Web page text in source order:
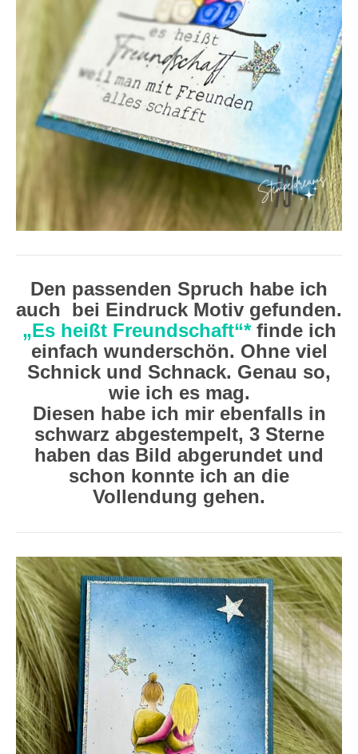
Den passenden Spruch habe ich
auch bei Eindruck Motiv gefunden.
„Es heißt Freundschaft“*finde ich
einfach wunderschön. Ohne viel
Schnick und Schnack. Genau so,
wie ich es mag.
Diesen habe ich mir ebenfalls in
schwarz abgestempelt, 3 Sterne
haben das Bild abgerundet und
schon konnte ich an die
Vollendung gehen.